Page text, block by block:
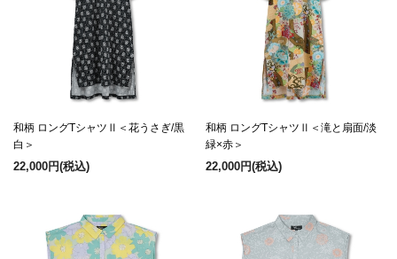
和柄 ロングTシャツⅡ＜花うさぎ/黒
白＞
22,000円(税込)
和柄 ロングTシャツⅡ＜滝と扇面/淡
緑×赤＞
22,000円(税込)